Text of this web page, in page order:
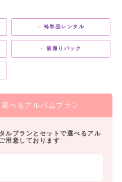
袴単品レンタル
前撮りパック
べるアルバムプラン
ルプランとセットで選べるアル
用意しております